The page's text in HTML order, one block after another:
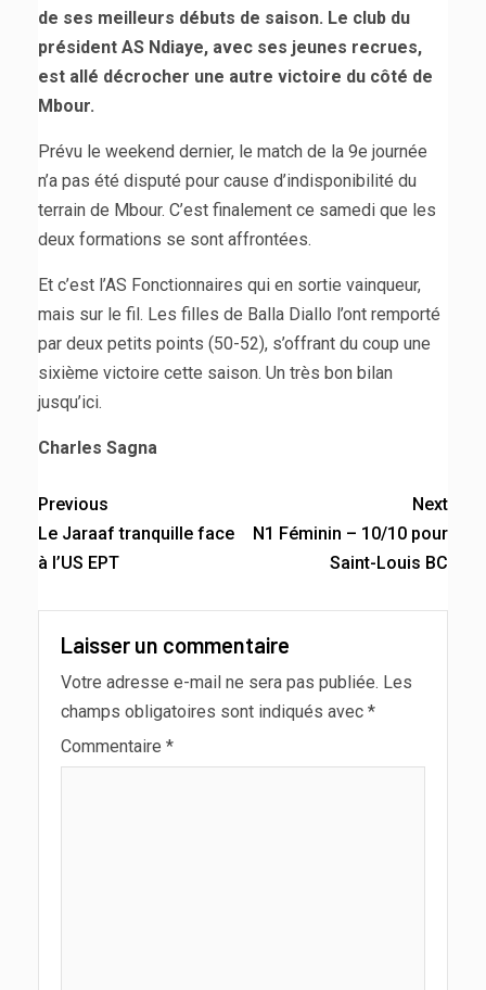
de ses meilleurs débuts de saison. Le club du
président AS Ndiaye, avec ses jeunes recrues,
est allé décrocher une autre victoire du côté de
Mbour.
Prévu le weekend dernier, le match de la 9e journée
n’a pas été disputé pour cause d’indisponibilité du
terrain de Mbour. C’est finalement ce samedi que les
deux formations se sont affrontées.
Et c’est l’AS Fonctionnaires qui en sortie vainqueur,
mais sur le fil. Les filles de Balla Diallo l’ont remporté
par deux petits points (50-52), s’offrant du coup une
sixième victoire cette saison. Un très bon bilan
jusqu’ici.
Charles Sagna
Previous
Le Jaraaf tranquille face
à l’US EPT
Next
N1 Féminin – 10/10 pour
Saint-Louis BC
Laisser un commentaire
Votre adresse e-mail ne sera pas publiée. Les
champs obligatoires sont indiqués avec *
Commentaire *